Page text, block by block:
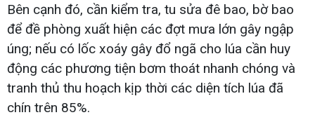
Bên cạnh đó, cần kiểm tra, tu sửa đê bao, bờ bao
để đề phòng xuất hiện các đợt mưa lớn gây ngập
úng; nếu có lốc xoáy gây đổ ngã cho lúa cần huy
động các phương tiện bơm thoát nhanh chóng và
tranh thủ thu hoạch kịp thời các diện tích lúa đã
chín trên 85%.